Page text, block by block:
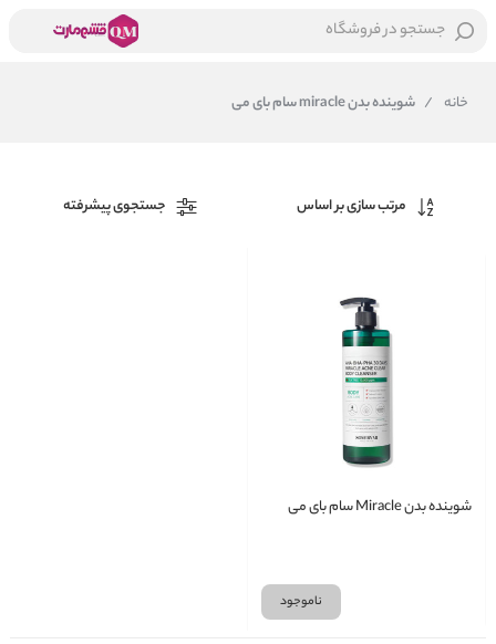
جستجو در فروشگاه
خانه / شوینده بدن miracle سام بای می
مرتب سازی بر اساس جستجوی پیشرفته
شوینده بدن Miracle سام بای می
ناموجود